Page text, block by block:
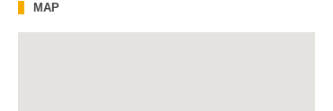
MAP